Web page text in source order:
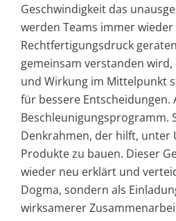
Geschwindigkeit das
werden Teams immer
Rechtfertigungsdruck
gemeinsam verstanden wird,
und Wirkung im Mittelpunkt
für bessere Entscheidungen.
Beschleunigungsprogramm.
Denkrahmen, der hilft, unter
Produkte zu bauen. Dieser
wieder neu erklärt und
Dogma, sondern als
wirksamerer